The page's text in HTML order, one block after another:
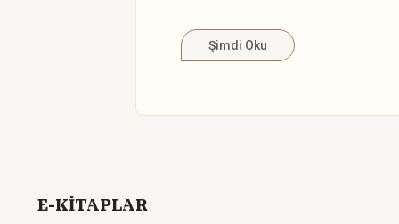
Şimdi Oku
E-KİTAPLAR